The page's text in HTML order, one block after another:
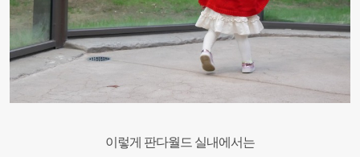
이렇게 판다월드 실내에서는